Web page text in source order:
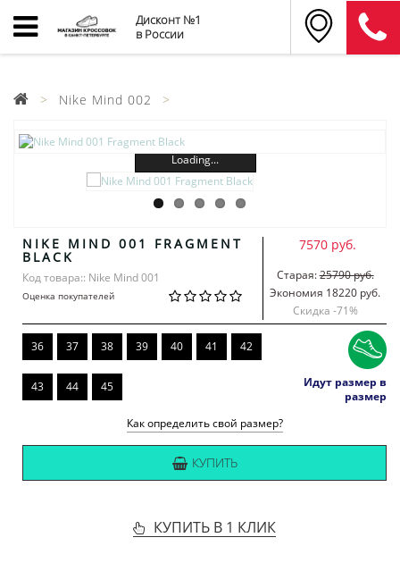
Дисконт №1
в России
Nike Mind 002
Loading...
NIKE MIND 001 FRAGMENT
BLACK
Код товара:: Nike Mind 001
Оценка покупателей
7570 руб.
Старая:25790 руб.
Экономия 18220 руб.
Скидка -71%
36 37 38 39 40 41 42
43 44 45
Идут размер в
размер
Как определить свой размер?
КУПИТЬ
КУПИТЬ В 1 КЛИК